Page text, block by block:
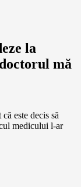
la
mă
este decis să
medicului l-ar